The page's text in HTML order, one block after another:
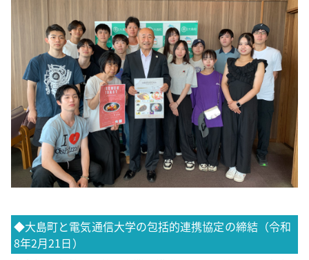
◆大島町と電気通信大学の包括的連携協定の締結（令和
8年2月21日）